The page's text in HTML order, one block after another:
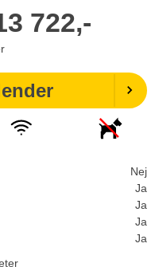
722,-
Nej
Ja
Ja
Ja
Ja